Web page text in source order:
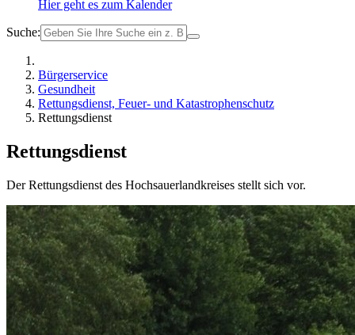
Hier geht es zum Kalender
Suche:
Bürgerservice
Gesundheit
Rettungsdienst, Feuer- und Katastrophenschutz
Rettungsdienst
Rettungsdienst
Der Rettungsdienst des Hochsauerlandkreises stellt sich vor.